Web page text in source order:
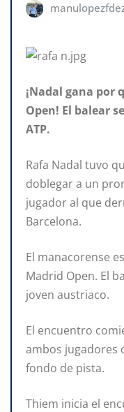
¡Nadal gana por
Open! El balear
ATP.
Rafa Nadal tuvo
doblegar a un
jugador al que
Barcelona.
El manacorense
Madrid Open. El
joven austriaco.
El encuentro
ambos jugadores
fondo de pista.
Thiem inicia el